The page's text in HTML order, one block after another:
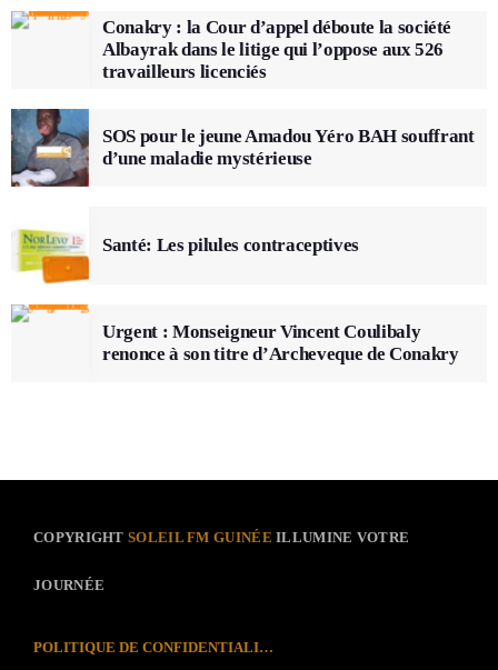
Conakry : la Cour d’appel déboute la société
Albayrak dans le litige qui l’oppose aux 526
travailleurs licenciés
SOS pour le jeune Amadou Yéro BAH souffrant
d’une maladie mystérieuse
Santé: Les pilules contraceptives
Urgent : Monseigneur Vincent Coulibaly
renonce à son titre d’Archeveque de Conakry
COPYRIGHTSOLEIL FM GUINÉE ILLUMINE VOTRE
JOURNÉE
POLITIQUE DE CONFIDENTIALITÉ